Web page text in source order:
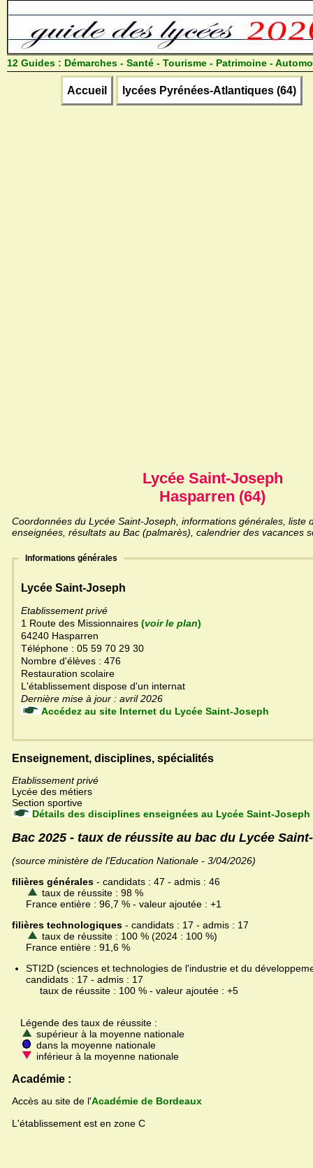
12 Guides : Démarches - Santé - Tourisme - Patrimoine -
Accueil lycées Pyrénées-Atlantiques (64)
Lycée Saint-Joseph
Hasparren (64)
Coordonnées du Lycée Saint-Joseph, informations générales, liste
enseignées, résultats au Bac (palmarès), calendrier des vacances
Informations générales
Lycée Saint-Joseph
Etablissement privé
1 Route des Missionnaires (voir le plan)
64240 Hasparren
Téléphone : 05 59 70 29 30
Nombre d'élèves : 476
Restauration scolaire
L'établissement dispose d'un internat
Dernière mise à jour : avril 2026
Accédez au site Internet du Lycée Saint-Joseph
Enseignement, disciplines, spécialités
Etablissement privé
Lycée des métiers
Section sportive
Détails des disciplines enseignées au Lycée Saint-Joseph
Bac 2025 - taux de réussite au bac du Lycée
(source ministère de l'Education Nationale - 3/04/2026)
filières générales - candidats : 47 - admis : 46
taux de réussite : 98 %
France entière : 96,7 % - valeur ajoutée : +1
filières technologiques - candidats : 17 - admis : 17
taux de réussite : 100 % (2024 : 100 %)
France entière : 91,6 %
STI2D (sciences et technologies de l'industrie et du
candidats : 17 - admis : 17
taux de réussite : 100 % - valeur ajoutée : +5
Légende des taux de réussite :
supérieur à la moyenne nationale
dans la moyenne nationale
inférieur à la moyenne nationale
Académie :
Accès au site de l'Académie de Bordeaux
L'établissement est en zone C